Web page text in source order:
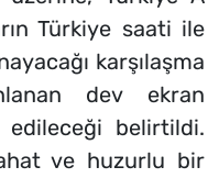
Türkiye saati ile
karşılaşma
dev ekran
edileceği belirtildi.
ve huzurlu bir